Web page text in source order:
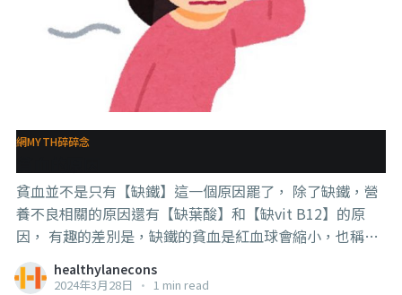
的，會反過來對發生了的人說教。 但是，我們退一步來
說，你一邊說不會發生，一邊教產婦做，萬一碰巧發生
keto flu呢？出現不幸的時候，誰負責？ 我只知道那些矢
口否認的人是不會負責的。 . . . 3，孕婦暈倒的常見原因
是：貧血、高血壓、低血壓、低血糖、長期臥床造成的體
網MYTH碎碎念
貧血並不是只有【缺鐵】這一個原因罷了， 除了缺鐵，營
養不良相關的原因還有【缺葉酸】和【缺vit B12】的原
因， 有趣的差別是，缺鐵的貧血是紅血球會縮小，也稱為
【小球型貧血】， 而缺葉酸和B12造成的，是紅血球會變
大，也稱為【巨球型貧血】， 很直覺的感受是紅血球變大
healthylanecons
2024年3月28日 • 1 min read